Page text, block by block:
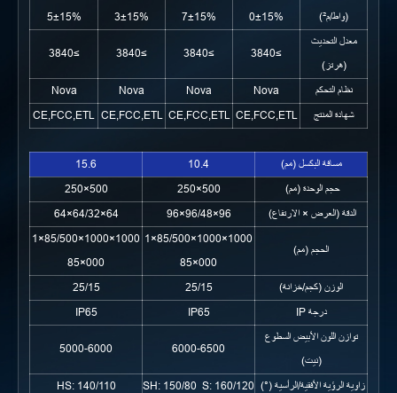
(واط/م²)
0±15%
7±15%
3±15%
5±15%
معدل التحديث
(هرتز)
≥3840
≥3840
≥3840
≥3840
نظام التحكم Nova
Nova
Nova
Nova
شهادة المنتج
CE,FCC,ETL
CE,FCC,ETL
CE,FCC,ETL
CE,FCC,ETL
مسافة البكسل (مم) 10.4
15.6
حجم الوحدة (مم)
500×250
500×250
الدقة (العرض × الارتفاع)
96×96/48×96
64×64/32×64
الحجم (مم)
1000×1000×85/500×1
000×85
1000×1000×85/500×1
000×85
الوزن (كجم/خزانة)
25/15
25/15
درجة IP
IP65
IP65
توازن اللون الأبيض السطوع
(نيت)
6000-6500
5000-6000
زاوية الرؤية الأفقية/الرأسية (°) SH: 150/80 S: 160/120
HS: 140/110